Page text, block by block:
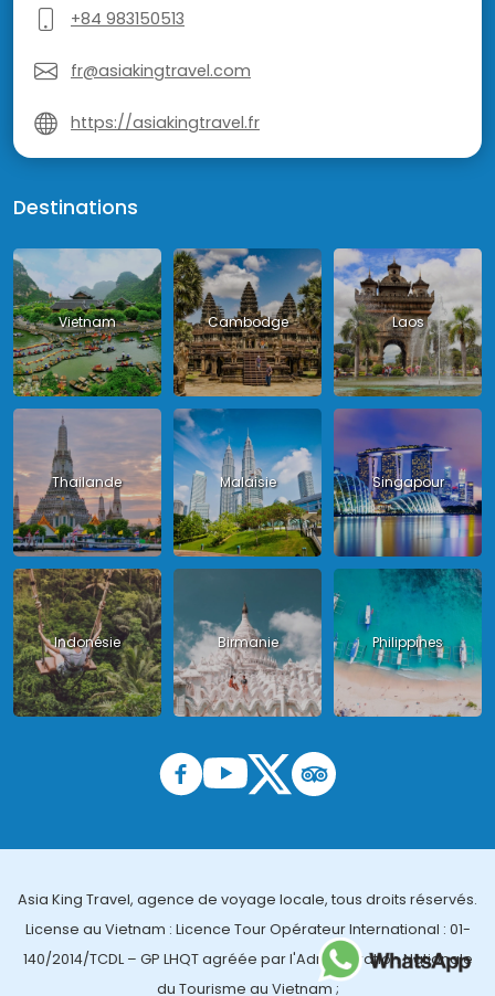
+84 983150513
fr@asiakingtravel.com
https://asiakingtravel.fr
Destinations
Vietnam Cambodge Laos
Thailande Malaisie Singapour
Indonésie Birmanie Philippines
Asia King Travel, agence de voyage locale, tous droits réservés.
License au Vietnam : Licence Tour Opérateur International : 01-
140/2014/TCDL – GP LHQT agréée par l'Administration Nationale
du Tourisme au Vietnam ;